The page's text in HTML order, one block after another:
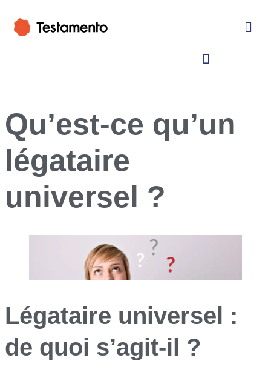
Qu’est-ce qu’un
légataire
universel ?
Légataire universel :
de quoi s’agit-il ?